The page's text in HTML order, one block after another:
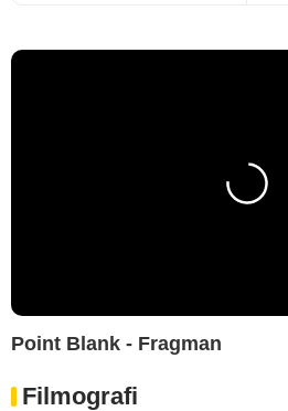
Point Blank - Fragman
Filmografi